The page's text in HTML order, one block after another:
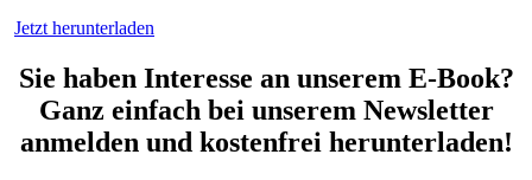
Jetzt herunterladen
Sie haben Interesse an unserem E-Book?
Ganz einfach bei unserem Newsletter
anmelden und kostenfrei herunterladen!